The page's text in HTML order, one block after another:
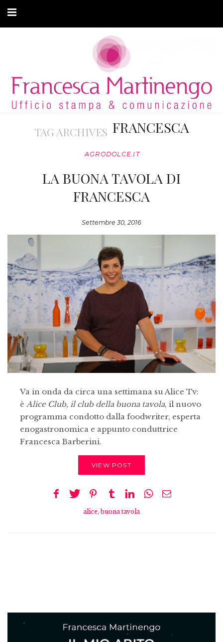
ARTICOLI
MODA ADATTIVA
CONTATTITAG ARCHIVES FRANCESCA
AGRODOLCE.IT
LA BUONA TAVOLA DI
FRANCESCA
Settembre 30, 2016
Va in onda da circa una settimana su Alice Tv:
è Alice Club, il club della buona tavola, il nuovo
programma condotto dalla foodwriter, esperta
enogastronomica e appunto conduttrice
Francesca Barberini.
VIEW POST
alice, buona tavola